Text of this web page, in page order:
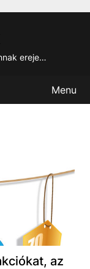
ereje…
Menu
az